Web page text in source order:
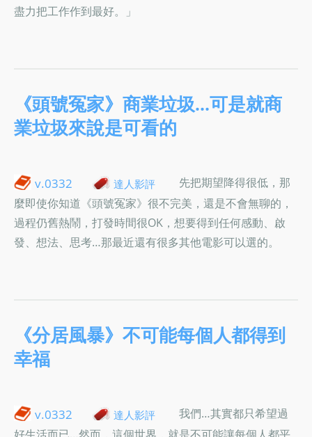
盡力把工作作到最好。」
《頭號冤家》商業垃圾…可是就商
業垃圾來說是可看的
v.0332 達人影評
先把期望降得很低，那
麼即使你知道《頭號冤家》很不完美，還是不會無聊的，
過程仍舊熱鬧，打發時間很OK，想要得到任何感動、啟
發、想法、思考…那最近還有很多其他電影可以選的。
《分居風暴》不可能每個人都得到
幸福
v.0332 達人影評
我們…其實都只希望過
好生活而已…然而，這個世界，就是不可能讓每個人都平